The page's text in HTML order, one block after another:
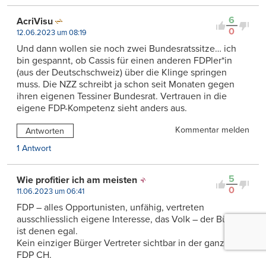
6
0
AcriVisu
12.06.2023 um 08:19
Und dann wollen sie noch zwei Bundesratssitze… ich
bin gespannt, ob Cassis für einen anderen FDPler*in
(aus der Deutschschweiz) über die Klinge springen
muss. Die NZZ schreibt ja schon seit Monaten gegen
ihren eigenen Tessiner Bundesrat. Vertrauen in die
eigene FDP-Kompetenz sieht anders aus.
Antworten
Kommentar melden
1 Antwort
5
0
Wie profitier ich am meisten
11.06.2023 um 06:41
FDP – alles Opportunisten, unfähig, vertreten
ausschliesslich eigene Interesse, das Volk – der Bürger
ist denen egal.
Kein einziger Bürger Vertreter sichtbar in der ganzen
FDP CH.